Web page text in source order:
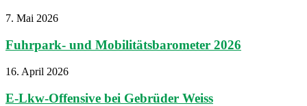
7. Mai 2026
Fuhrpark- und Mobilitätsbarometer 2026
16. April 2026
E-Lkw-Offensive bei Gebrüder Weiss